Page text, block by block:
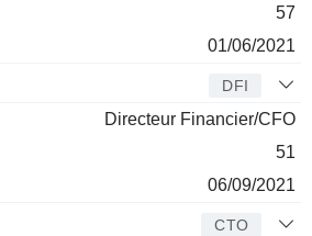
57
01/06/2021
DFI
Directeur Financier/CFO
51
06/09/2021
CTO